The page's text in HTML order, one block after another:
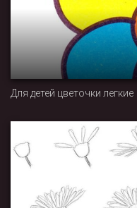
Для детей цветочки легкие